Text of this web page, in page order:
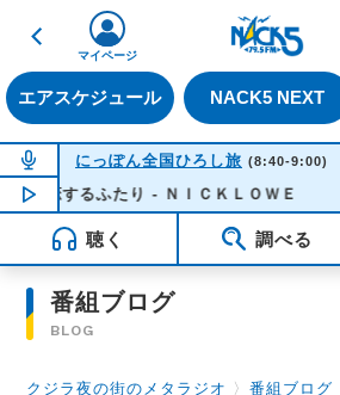
戻る
エアスケジュール NACK5 NEXT
マイページ
NOW ON AIR
にっぽん全国ひろし旅 (8:40-9:00)
NOW PLAYING 08:32
恋するふたり - ＮＩＣＫＬＯＷＥ
聴く 調べる
番組ブログ
BLOG
クジラ夜の街のメタラジオ 〉番組ブログ